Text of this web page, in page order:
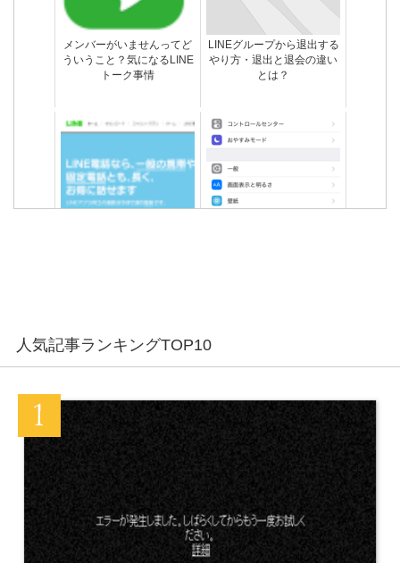
LINEスタンププレゼント以
外の方法でブロックされて
LINEのうざいスタンプを集
めてみた
【悪用厳禁】LINE機内モー
ドで既読をつけない方法。
iPhone編
LINE ID変更する人は危険！
友達がLINE IDを変更した理
由
LINEポコパンのアップデー LINEトークで送信できず文
メンバーがいませんってど
ういうこと？気になるLINE
トーク事情
LINEグループから退出する
やり方・退出と退会の違い
とは？
LINEの通知音・着信音が鳴
らない不具合の原因と対処
法
LINEの乗っ取り被害を受け
ないようするための対処・
対策・防止法
人気記事ランキングTOP10